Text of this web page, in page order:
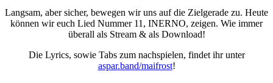
Langsam, aber sicher, bewegen wir uns auf die Zielgerade zu. Heute
können wir euch Lied Nummer 11, INERNO, zeigen. Wie immer
überall als Stream & als Download!
Die Lyrics, sowie Tabs zum nachspielen, findet ihr unter
aspar.band/maifrost!